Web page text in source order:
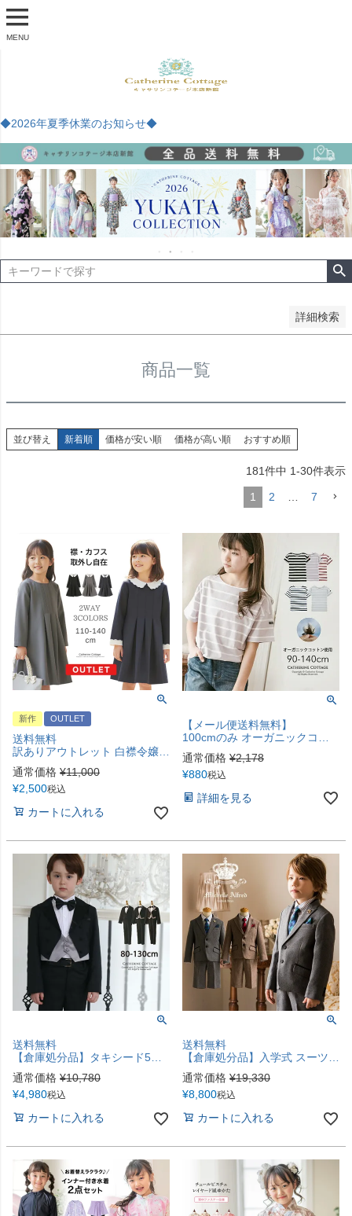
MENU
◆2026年夏季休業のお知らせ◆
詳細検索
新着順
登録順
価格が安い順
価格が高い順
優先度順
レビュー順
検索
商品一覧
並び替え 新着順 価格が安い順 価格が高い順 おすすめ順
181件中 1-30件表示
1 2 7
新作 OUTLET
送料無料
訳ありアウトレット 白襟令嬢ワンピース【セール】入学式 卒業式 スーツ スカラップレース白襟長袖ワンピース 外せる襟 きちんとワンピース 喪服 お受験 キッズ 女の子 フォーマル キャサリンコテージ TAK [在庫限り]
通常価格 ¥11,000
¥2,500税込
カートに入れる
【メール便送料無料】
100cmのみ オーガニックコットン100% Tシャツ【原価割れ! メガ処分セール メール便送料無料】半袖トップス 男女 男の子 女の子 子供服 カジュアル キャサリンコテージ YUP12《メール便優先商品》
通常価格 ¥2,178
¥880税込
詳細を見る
送料無料
【倉庫処分品】タキシード5点セット 黒 グレー襟 ベビー キッズ 男の子フォーマル 燕尾服 長袖 結婚式 リングボーイ 発表会 衣装 男子 男児 子供服 TAK キャサリンコテージ
通常価格 ¥10,780
¥4,980税込
カートに入れる
送料無料
【倉庫処分品】入学式 スーツ 男の子 子供スーツ ピーク襟ジャケットスーツ6点セット 男の子 フォーマル 男子スーツ 七五三 キッズ TAK キャサリンコテージ
通常価格 ¥19,330
¥8,800税込
カートに入れる